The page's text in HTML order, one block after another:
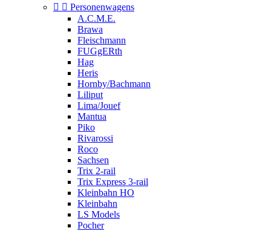
  Personenwagens
A.C.M.E.
Brawa
Fleischmann
FUGgERth
Hag
Heris
Hornby/Bachmann
Liliput
Lima/Jouef
Mantua
Piko
Rivarossi
Roco
Sachsen
Trix 2-rail
Trix Express 3-rail
Kleinbahn HO
Kleinbahn
LS Models
Pocher